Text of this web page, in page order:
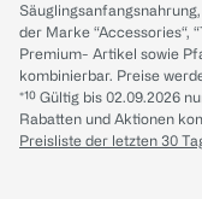
der Marke “Accessories“,
Premium- Artikel sowie
kombinierbar. Preise
*¹⁰ Gültig bis 02.09.2026
Rabatten und Aktionen
Preisliste der letzten 30